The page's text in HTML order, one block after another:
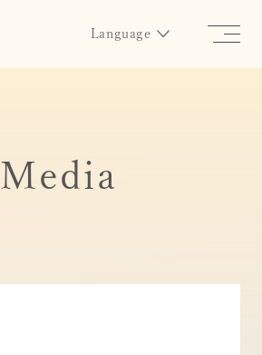
Language
Media